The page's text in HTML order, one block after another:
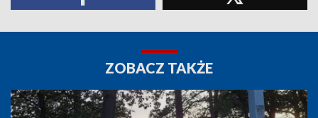
ZOBACZ TAKŻE